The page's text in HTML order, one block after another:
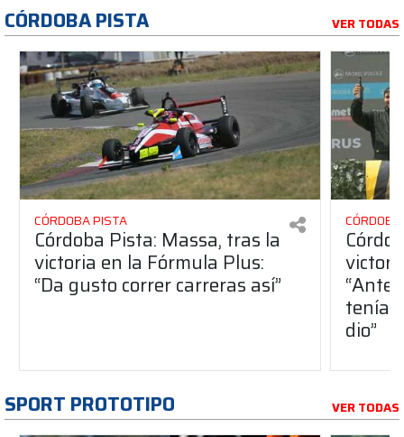
CÓRDOBA PISTA VER TODAS
CÓRDOBA PISTA
Córdoba Pista: Massa, tras la
victoria en la Fórmula Plus:
“Da gusto correr carreras así”
dio”
SPORT PROTOTIPO VER TODAS